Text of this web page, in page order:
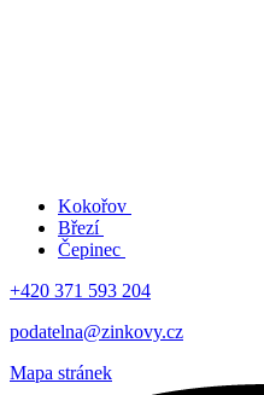
Kokořov
Březí
Čepinec
+420 371 593 204
podatelna@zinkovy.cz
Mapa stránek